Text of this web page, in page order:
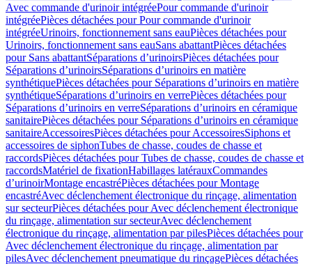
Avec commande d'urinoir intégréePour commande d'urinoir
intégréePièces détachées pour Pour commande d'urinoir
intégréeUrinoirs, fonctionnement sans eauPièces détachées pour
Urinoirs, fonctionnement sans eauSans abattantPièces détachées
pour Sans abattantSéparations d’urinoirsPièces détachées pour
Séparations d’urinoirsSéparations d’urinoirs en matière
synthétiquePièces détachées pour Séparations d’urinoirs en matière
synthétiqueSéparations d’urinoirs en verrePièces détachées pour
Séparations d’urinoirs en verreSéparations d’urinoirs en céramique
sanitairePièces détachées pour Séparations d’urinoirs en céramique
sanitaireAccessoiresPièces détachées pour AccessoiresSiphons et
accessoires de siphonTubes de chasse, coudes de chasse et
raccordsPièces détachées pour Tubes de chasse, coudes de chasse et
raccordsMatériel de fixationHabillages latérauxCommandes
dʼurinoirMontage encastréPièces détachées pour Montage
encastréAvec déclenchement électronique du rinçage, alimentation
sur secteurPièces détachées pour Avec déclenchement électronique
du rinçage, alimentation sur secteurAvec déclenchement
électronique du rinçage, alimentation par pilesPièces détachées pour
Avec déclenchement électronique du rinçage, alimentation par
pilesAvec déclenchement pneumatique du rinçagePièces détachées